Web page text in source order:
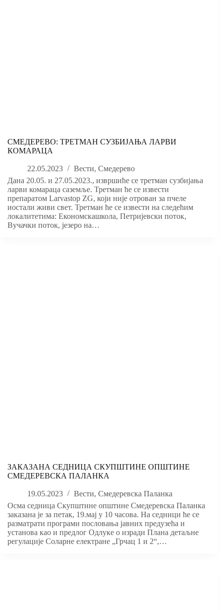
СМЕДЕРЕВО: ТРЕТМАН СУЗБИЈАЊА ЛАРВИ
КОМАРАЦА
22.05.2023 Вести, Смедерево
Дана 20.05. и 27.05.2023., извршиће се третман сузбијања
ларви комараца саземље. Третман ће се извести
препаратом Larvastop ZG, који није отрован за пчеле
иостали живи свет. Третман ће се извести на следећим
локалитетима: Економскашкола, Петријевски поток,
Вучачки поток, језеро на…
ЗАКАЗАНА СЕДНИЦА СКУПШТИНЕ ОПШТИНЕ
СМЕДЕРЕВСКА ПАЛАНКА
19.05.2023 Вести, Смедеревска Паланка
Осма седница Скупштине општине Смедеревска Паланка
заказана је за петак, 19.мај у 10 часова. На седници ће се
разматрати програми пословања јавних предузећа и
установа као и предлог Одлуке о изради Плана детаљне
регулације Соларне електране „Грчац 1 и 2“,…